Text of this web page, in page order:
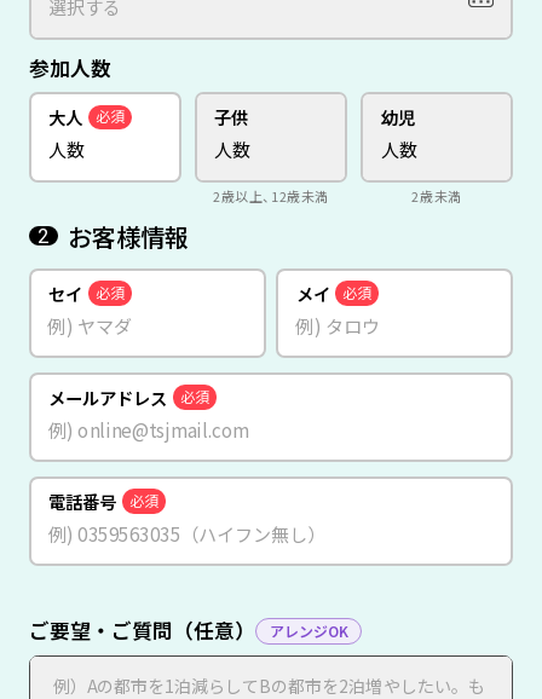
参加人数
大人 必須 子供
2歳以上、12歳未満
幼児
2歳未満
2 お客様情報
セイ 必須 メイ 必須
メールアドレス 必須
電話番号 必須
ご要望・ご質問（任意） アレンジOK